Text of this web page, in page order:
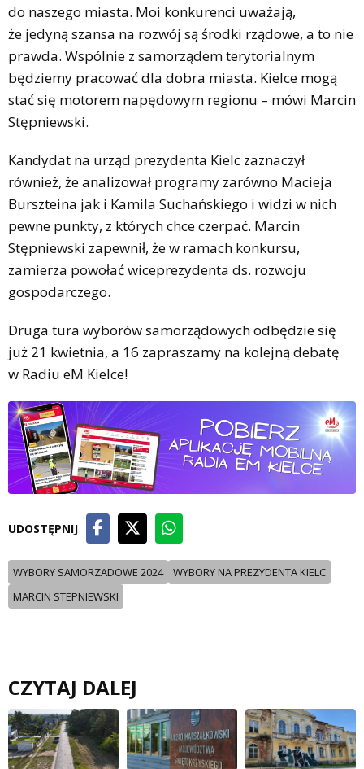
do naszego miasta. Moi konkurenci uważają,
że jedyną szansa na rozwój są środki rządowe, a to nie
prawda. Wspólnie z samorządem terytorialnym
będziemy pracować dla dobra miasta. Kielce mogą
stać się motorem napędowym regionu – mówi Marcin
Stępniewski.
Kandydat na urząd prezydenta Kielc zaznaczył
również, że analizował programy zarówno Macieja
Burszteina jak i Kamila Suchańskiego i widzi w nich
pewne punkty, z których chce czerpać. Marcin
Stępniewski zapewnił, że w ramach konkursu,
zamierza powołać wiceprezydenta ds. rozwoju
gospodarczego.
Druga tura wyborów samorządowych odbędzie się
już 21 kwietnia, a 16 zapraszamy na kolejną debatę
w Radiu eM Kielce!
UDOSTĘPNIJ
WYBORY SAMORZADOWE 2024
WYBORY NA PREZYDENTA KIELC
MARCIN STEPNIEWSKI
CZYTAJ DALEJ